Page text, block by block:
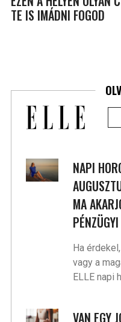
TE IS IMÁDNI FOGOD
NAPI
MA
Ha
vagy a
ELLE napi
VAN EGY